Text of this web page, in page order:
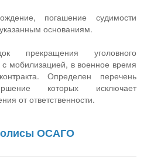
погашение судимости
основаниям.
прекращения уголовного
с мобилизацией, в военное время
Определен перечень
которых исключает
от ответственности.
ОСАГО